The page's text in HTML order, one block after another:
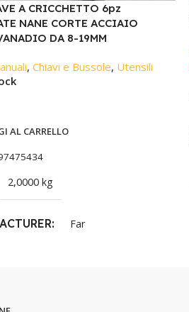
A CRICCHETTO 6pz
NANE CORTE ACCIAIO
DA 8-19MM
, Chiavi e Bussole, Utensili
AL CARRELLO
2,0000 kg
Far